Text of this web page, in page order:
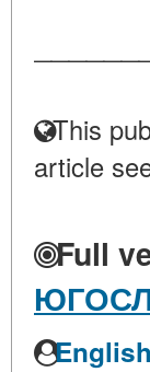
This
article
Full